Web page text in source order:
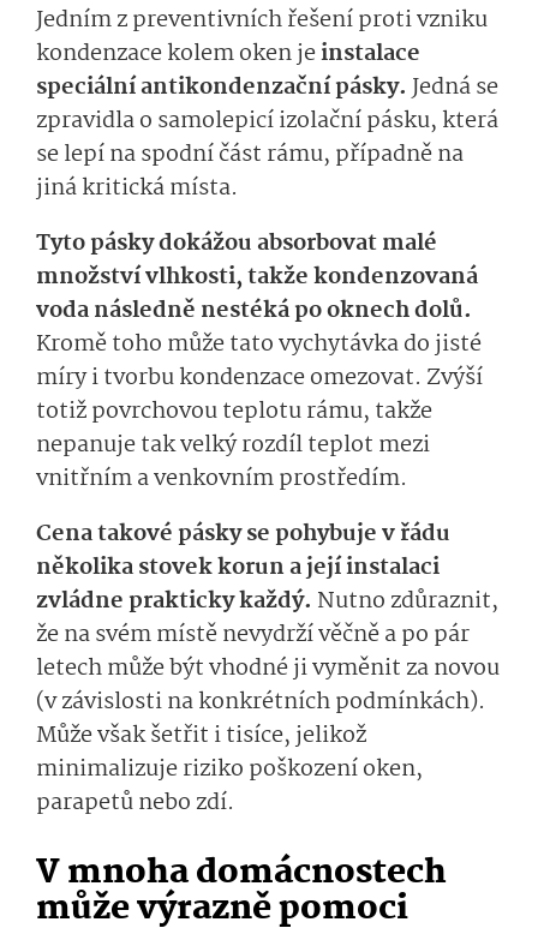
Jedním z preventivních řešení proti vzniku
kondenzace kolem oken jeinstalace
speciální antikondenzační pásky. Jedná se
zpravidla o samolepicí izolační pásku, která
se lepí na spodní část rámu, případně na
jiná kritická místa.
Tyto pásky dokážou absorbovat malé
množství vlhkosti, takže kondenzovaná
voda následně nestéká po oknech dolů.
Kromě toho může tato vychytávka do jisté
míry i tvorbu kondenzace omezovat. Zvýší
totiž povrchovou teplotu rámu, takže
nepanuje tak velký rozdíl teplot mezi
vnitřním a venkovním prostředím.
Cena takové pásky se pohybuje v řádu
několika stovek korun a její instalaci
zvládne prakticky každý. Nutno zdůraznit,
že na svém místě nevydrží věčně a po pár
letech může být vhodné ji vyměnit za novou
(v závislosti na konkrétních podmínkách).
Může však šetřit i tisíce, jelikož
minimalizuje riziko poškození oken,
parapetů nebo zdí.
V mnoha domácnostech
může výrazně pomoci